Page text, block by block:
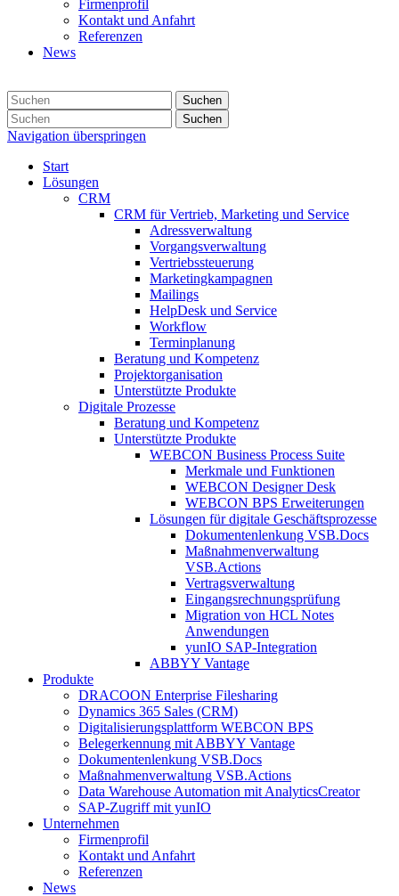
Firmenprofil
Kontakt und Anfahrt
Referenzen
News
Suchen
Suchen
Navigation überspringen
Start
Lösungen
CRM
CRM für Vertrieb, Marketing und Service
Adressverwaltung
Vorgangsverwaltung
Vertriebssteuerung
Marketingkampagnen
Mailings
HelpDesk und Service
Workflow
Terminplanung
Beratung und Kompetenz
Projektorganisation
Unterstützte Produkte
Digitale Prozesse
Beratung und Kompetenz
Unterstützte Produkte
WEBCON Business Process Suite
Merkmale und Funktionen
WEBCON Designer Desk
WEBCON BPS Erweiterungen
Lösungen für digitale Geschäftsprozesse
Dokumentenlenkung VSB.Docs
Maßnahmenverwaltung
VSB.Actions
Vertragsverwaltung
Eingangsrechnungs­prüfung
Migration von HCL Notes
Anwendungen
yunIO SAP-Integration
ABBYY Vantage
Produkte
DRACOON Enterprise Filesharing
Dynamics 365 Sales (CRM)
Digitalisierungsplattform WEBCON BPS
Belegerkennung mit ABBYY Vantage
Dokumentenlenkung VSB.Docs
Maßnahmenverwaltung VSB.Actions
Data Warehouse Automation mit AnalyticsCreator
SAP-Zugriff mit yunIO
Unternehmen
Firmenprofil
Kontakt und Anfahrt
Referenzen
News